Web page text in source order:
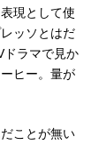
現として使
ッソとはだ
ドラマで見か
ヒー。量が
ことが無い